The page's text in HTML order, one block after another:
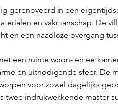
gerenoveerd in een
en vakmanschap. De
en een naadloze overgang
een ruime woon- en
en uitnodigende sfeer. De
voor zowel dagelijks
twee indrukwekkende master